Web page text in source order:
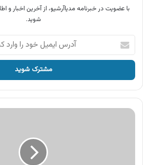
با عضویت در خبرنامه مدیاآرشیو، از آخرین اخبار و
شوید.
آدرس
ایمیل
خود
وارد
کنید
آگهی